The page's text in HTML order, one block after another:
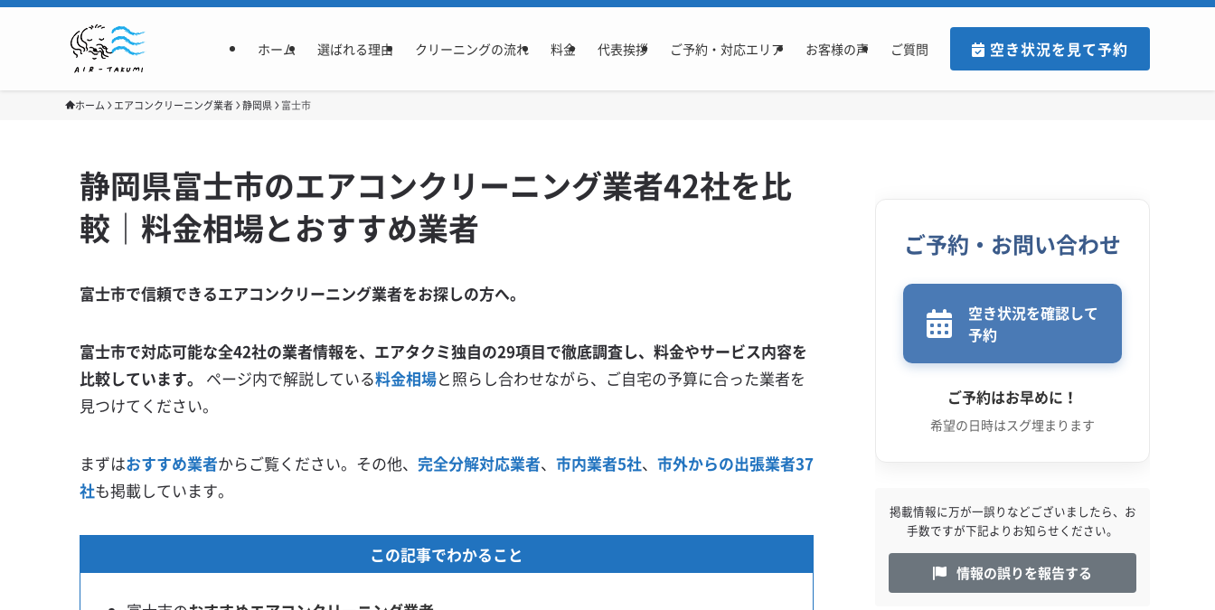
ホーム 選ばれる理由 クリーニングの流れ 料金 代表挨拶 ご予約・対応エリア お客様の声 ご質問 空き状況を見て予約
ホーム エアコンクリーニング業者 静岡県 富士市
静岡県富士市のエアコンクリーニング業者42社を比
較｜料金相場とおすすめ業者
富士市で信頼できるエアコンクリーニング業者をお探しの方へ。
富士市で対応可能な全42社の業者情報を、エアタクミ独自の29項目で徹底調査し、料金やサービス内容を
比較しています。
ページ内で解説している料金相場と照らし合わせながら、ご自宅の予算に合った業者を
見つけてください。
まずはおすすめ業者からご覧ください。その他、 完全分解対応業者、 市内業者5社、 市外からの出張業者37
社も掲載しています。
この記事でわかること
ご予約・お問い合わせ
空き状況を確認して
予約
ご予約はお早めに！
希望の日時はスグ埋まります
掲載情報に万が一誤りなどございましたら、お
手数ですが下記よりお知らせください。
情報の誤りを報告する